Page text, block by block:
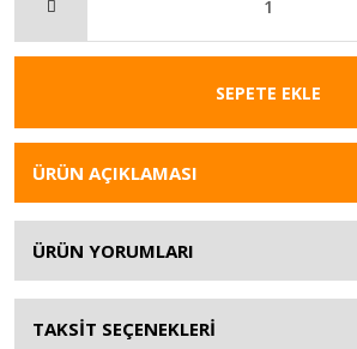
SEPETE EKLE
ÜRÜN AÇIKLAMASI
ÜRÜN YORUMLARI
TAKSİT SEÇENEKLERİ